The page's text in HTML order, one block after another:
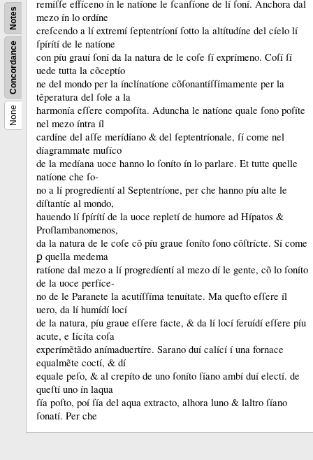
None
Concordance
Notes
remíſſe effíceno ín le natíone le ſcanſíone de lí ſoní. Anchora dal
mezo ín lo ordíne
creſcendo a lí extremí ſeptentríoní ſotto la altítudíne del cíelo lí
ſpírítí de le natíone
con píu grauí ſoní da la natura de le coſe ſí exprímeno. Coſí ſí
uede tutta la cõceptío
ne del mondo per la ínclínatíone cõſonantíſſímamente per la
tẽperatura del ſole a la
harmonía eſſere compoſíta. Aduncha le natíone quale ſono poſíte
nel mezo íntra íl
cardíne del aſſe merídíano & del ſeptentríonale, ſí come nel
díagrammate muſíco
de la medíana uoce hanno lo ſoníto ín lo parlare. Et tutte quelle
natíone che ſo-
no a lí progredíentí al Septentríone, per che hanno píu alte le
díſtantíe al mondo,
hauendo lí ſpírítí de la uoce repletí de humore ad Hípatos &
Proſlambanomenos,
da la natura de le coſe cõ píu graue ſoníto ſono cõſtrícte. Sí come
ꝑ quella medema
ratíone dal mezo a lí progredíentí al mezo dí le gente, cõ lo ſoníto
de la uoce perfíce-
no de le Paranete la acutíſſíma tenuítate. Ma queſto eſſere íl
uero, da lí humídí locí
de la natura, píu graue eſſere facte, & da lí locí feruídí eſſere píu
acute, e Iícíta coſa
experímẽtãdo anímaduertíre. Sarano duí calící í una fornace
equalmẽte coctí, & dí
equale peſo, & al crepíto de uno ſoníto ſíano ambí duí electí. de
queſtí uno ín laqua
ſía poſto, poí ſía del aqua extracto, alhora luno & laltro ſíano
ſonatí. Per che